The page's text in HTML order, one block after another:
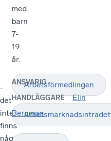
med
barn
7-
19
år.
-
det
inte
finns
något
Arbetsförmedlingen
Arbetsmarknadsinträdet
ANSVARIG
HANDLÄGGARE
Elin
Bergman